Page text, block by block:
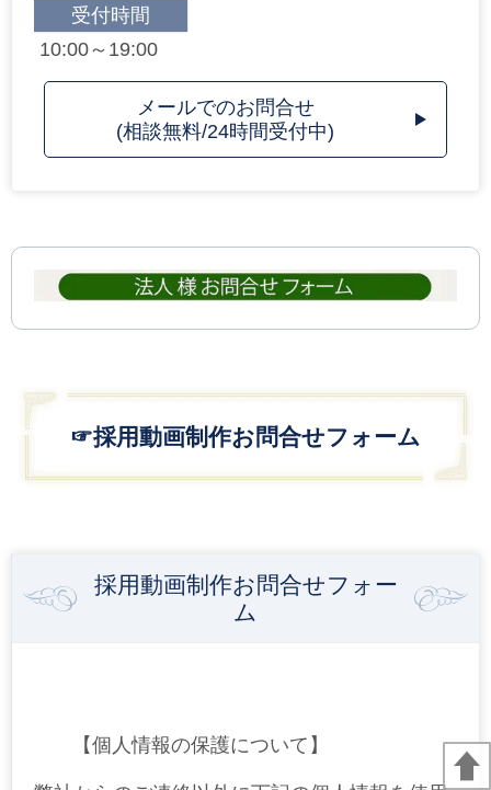
受付時間
10:00～19:00
メールでのお問合せ
(相談無料/24時間受付中)
☞採用動画制作お問合せフォーム
採用動画制作お問合せフォー
ム
【個人情報の保護について】